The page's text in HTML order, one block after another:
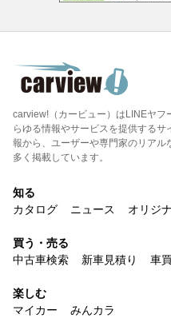
carview!（カービュー）はLINEヤフ
らゆる情報やサービスを提供する
報から、ユーザーや専門家のリア
多く掲載しています。
知る
カタログ
ニュース オリジ
買う・売る
中古車検索
新車見積り 車
楽しむ
マイカー
みんカラ